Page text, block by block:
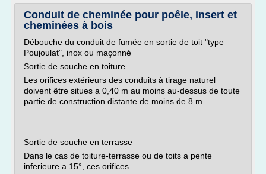
Conduit de cheminée pour poêle, insert et
cheminées à bois
Débouche du conduit de fumée en sortie de toit "type
Poujoulat", inox ou maçonné
Sortie de souche en toiture
Les orifices extérieurs des conduits à tirage naturel
doivent être situes a 0,40 m au moins au-dessus de toute
partie de construction distante de moins de 8 m.
Sortie de souche en terrasse
Dans le cas de toiture-terrasse ou de toits a pente
inferieure a 15°, ces orifices...